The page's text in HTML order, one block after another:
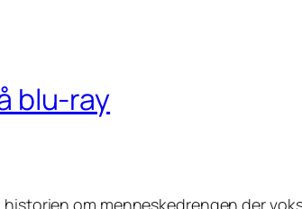
blu-ray